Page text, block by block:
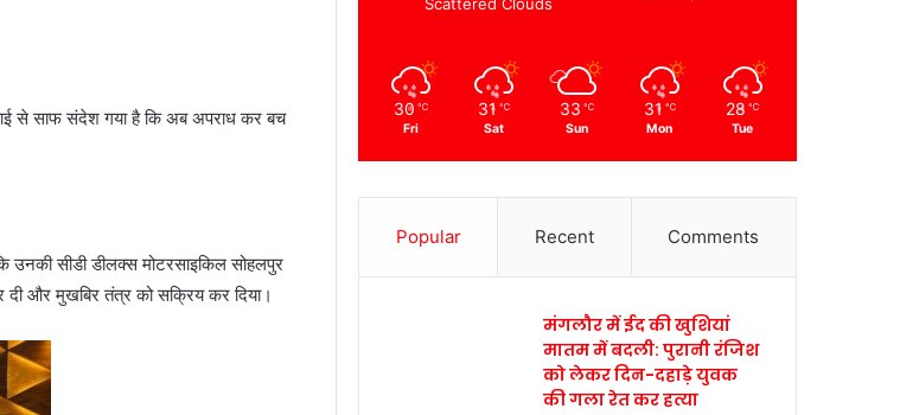
से साफ संदेश गया है कि अब अपराध कर बच
उनकी सीडी डीलक्स मोटरसाइकिल सोहलपुर
और मुखबिर तंत्र को सक्रिय कर दिया।
30 ℃
Fri
31 ℃
Sat
33 ℃
Sun
31 ℃
Mon
28 ℃
Tue
Popular Recent Comments
मंगलौर में ईद की खुशियां
मातम में बदली: पुरानी रंजिश
को लेकर दिन-दहाड़े युवक
की गला रेत कर हत्या